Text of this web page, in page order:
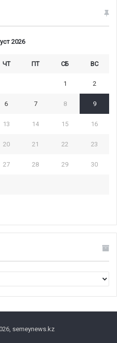
2026
ЧТ ПТ СБ ВС
1 2
6 7 8 9
13 14 15 16
20 21 22 23
27 28 29 30
semeynews.kz